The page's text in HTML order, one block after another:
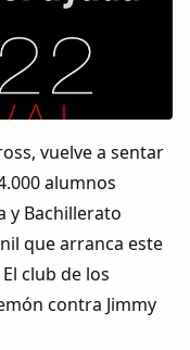
vuelve a sentar
alumnos
y Bachillerato
que arranca este
club de los
contra Jimmy